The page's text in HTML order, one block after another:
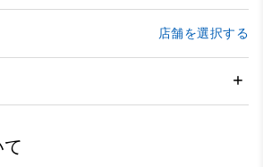
店舗を選択する